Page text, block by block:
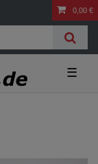
0,00 €
☰